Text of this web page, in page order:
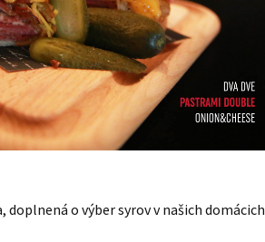
o výber syrov v našich domácich